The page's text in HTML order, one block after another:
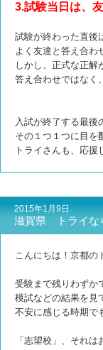
3.試験当日は、
試験が終わった直後
よく友達と答え合わ
しかし、正式な正解
答え合わせではなく
入試が終了する最後
その１つ１つに目を
トライさんも、応援
2015年1月9日
滋賀県 トライな
こんにちは！京都の
受験まで残りわずか
模試などの結果を見
不安に感じる時期で
「志望校」、それ